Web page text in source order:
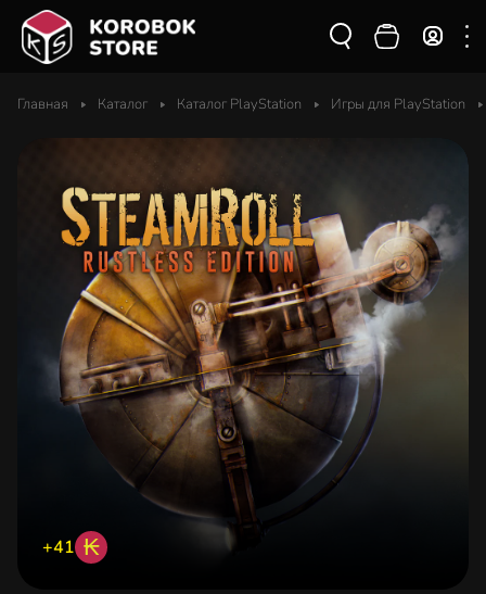
Главная Каталог Каталог PlayStation Игры для PlayStation
+41 ₭